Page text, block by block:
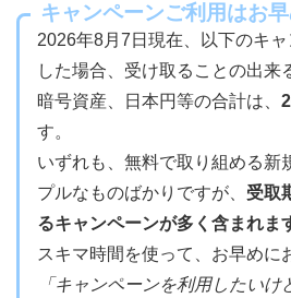
キャンペーンご利用はお
2026年8月7日現在、以下のキ
した場合、受け取ることの出来
暗号資産、日本円等の合計は、
す。
いずれも、無料で取り組める新
プルなものばかりですが、 受取
るキャンペーンが多く含まれま
スキマ時間を使って、お早めに
「キャンペーンを利用したいけ